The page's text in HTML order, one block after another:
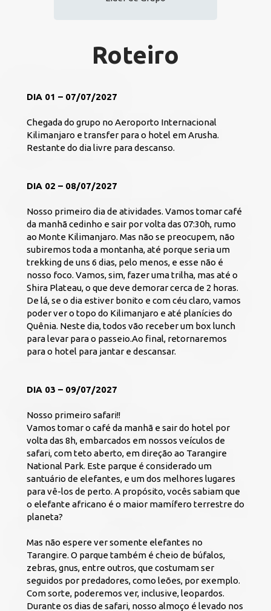
Roteiro
DIA 01 – 07/07/2027
Chegada do grupo no Aeroporto Internacional
Kilimanjaro e transfer para o hotel em Arusha.
Restante do dia livre para descanso.
DIA 02 – 08/07/2027
Nosso primeiro dia de atividades. Vamos tomar café
da manhã cedinho e sair por volta das 07:30h, rumo
ao Monte Kilimanjaro. Mas não se preocupem, não
subiremos toda a montanha, até porque seria um
trekking de uns 6 dias, pelo menos, e esse não é
nosso foco. Vamos, sim, fazer uma trilha, mas até o
Shira Plateau, o que deve demorar cerca de 2 horas.
De lá, se o dia estiver bonito e com céu claro, vamos
poder ver o topo do Kilimanjaro e até planícies do
Quênia. Neste dia, todos vão receber um box lunch
para levar para o passeio.Ao final, retornaremos
para o hotel para jantar e descansar.
DIA 03 – 09/07/2027
Nosso primeiro safari!!
Vamos tomar o café da manhã e sair do hotel por
volta das 8h, embarcados em nossos veículos de
safari, com teto aberto, em direção ao Tarangire
National Park. Este parque é considerado um
santuário de elefantes, e um dos melhores lugares
para vê-los de perto. A propósito, vocês sabiam que
o elefante africano é o maior mamífero terrestre do
planeta?
Mas não espere ver somente elefantes no
Tarangire. O parque também é cheio de búfalos,
zebras, gnus, entre outros, que costumam ser
seguidos por predadores, como leões, por exemplo.
Com sorte, poderemos ver, inclusive, leopardos.
Durante os dias de safari, nosso almoço é levado nos